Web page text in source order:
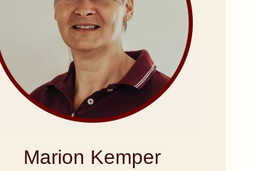
Marion Kemper